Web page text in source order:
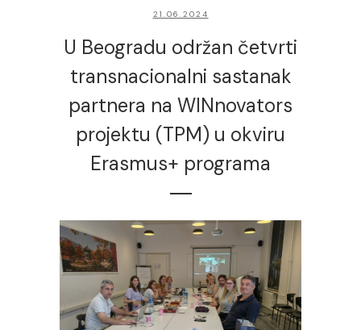
21.06.2024
U Beogradu održan četvrti
transnacionalni sastanak
partnera na WINnovators
projektu (TPM) u okviru
Erasmus+ programa